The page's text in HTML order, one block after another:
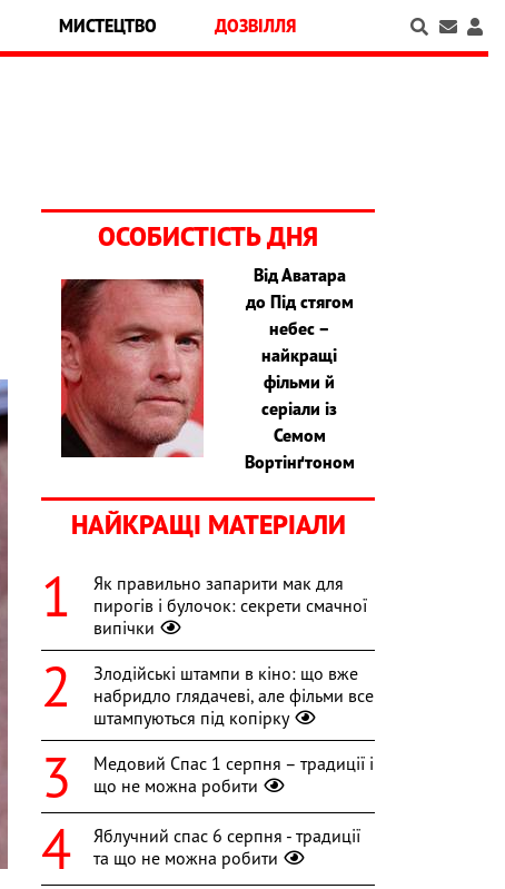
МИСТЕЦТВО ДОЗВІЛЛЯ
ОСОБИСТІСТЬ ДНЯ
Від Аватара
до Під стягом
небес –
найкращі
фільми й
серіали із
Семом
Вортінґтоном
НАЙКРАЩІ МАТЕРІАЛИ
Як правильно запарити мак для
пирогів і булочок: секрети смачної
випічки
Злодійські штампи в кіно: що вже
набридло глядачеві, але фільми все
штампуються під копірку
Медовий Спас 1 серпня – традиції і
що не можна робити
Яблучний спас 6 серпня - традиції
та що не можна робити